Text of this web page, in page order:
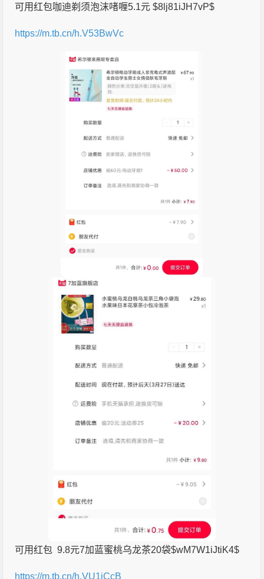
可用红包咖迪剃须泡沫啫喱5.1元 $8lj81iJH7vP$
https://m.tb.cn/h.V53BwVc
可用红包 9.8元7加蓝蜜桃乌龙茶20袋$wM7W1iJtiK4$
https://m.tb.cn/h.VU1jCcB